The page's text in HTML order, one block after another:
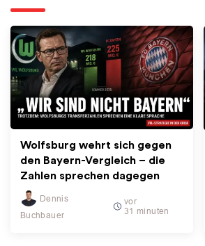
Wolfsburg wehrt sich gegen
den Bayern-Vergleich – die
Zahlen sprechen dagegen
Dennis
Buchbauer
vor
31 minuten